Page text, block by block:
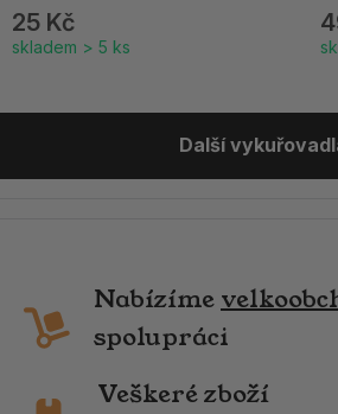
25 Kč
skladem > 5 ks
Další
Nabízíme
spolupráci
Veškeré zboží